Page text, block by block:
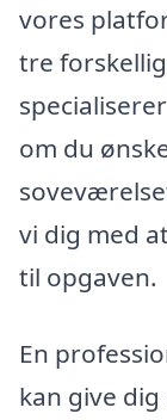
vores
tre
om du
vi dig med
til opgaven.
En
kan give